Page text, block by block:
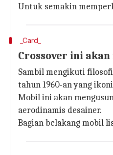
Untuk semakin
_Card_
Crossover ini
Sambil mengikuti
tahun 1960-an yang
Mobil ini akan
aerodinamis desainer.
Bagian belakang mobil